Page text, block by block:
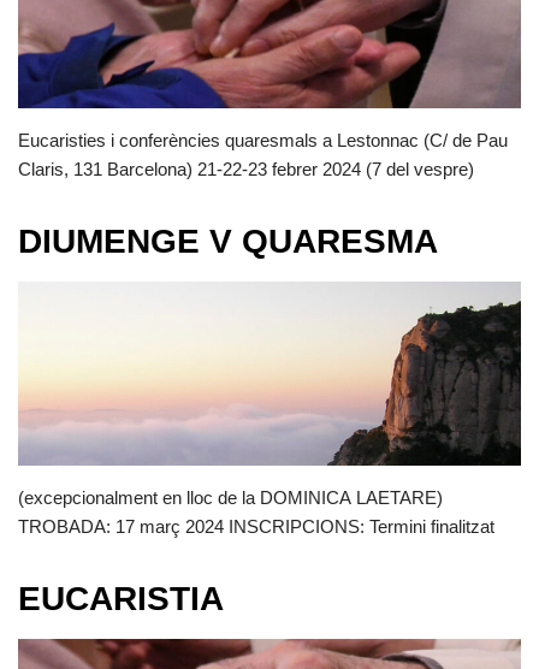
Eucaristies i conferències quaresmals a Lestonnac (C/ de Pau
Claris, 131 Barcelona) 21-22-23 febrer 2024 (7 del vespre)
DIUMENGE V QUARESMA
(excepcionalment en lloc de la DOMINICA LAETARE)
TROBADA: 17 març 2024 INSCRIPCIONS: Termini finalitzat
EUCARISTIA